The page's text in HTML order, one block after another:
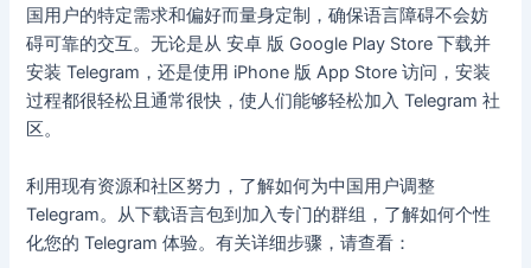
国用户的特定需求和偏好而量身定制，确保语言障碍不会妨
碍可靠的交互。无论是从 安卓 版 Google Play Store 下载并
安装 Telegram，还是使用 iPhone 版 App Store 访问，安装
过程都很轻松且通常很快，使人们能够轻松加入 Telegram 社
区。
利用现有资源和社区努力，了解如何为中国用户调整
Telegram。从下载语言包到加入专门的群组，了解如何个性
化您的 Telegram 体验。有关详细步骤，请查看：